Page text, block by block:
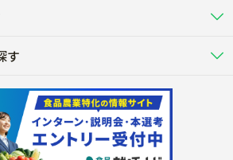
や子馬
その他畜産
その他動物の畜産業（羊、ウズラな
ど）
ビニールハウスで多様な野菜の生産
物の栽
植物工場
環境制御された工場で野菜の生産管
理
・流
販
流通･商社
農産物・農産品の物流・卸し・輸出
入
たは
漁業･養殖
魚介類の採捕・養殖、または水産加
工場
WEB･IT
AT免許OK
管理者･幹部採用
年間休日100日以上
独立支援可能
す